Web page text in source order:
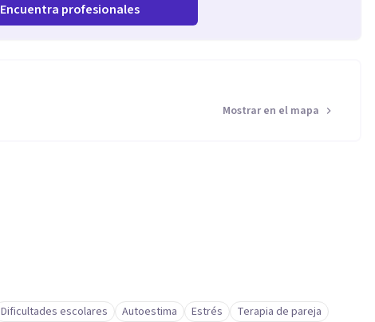
Encuentra profesionales
Mostrar en el mapa
Dificultades escolares Autoestima Estrés Terapia de pareja